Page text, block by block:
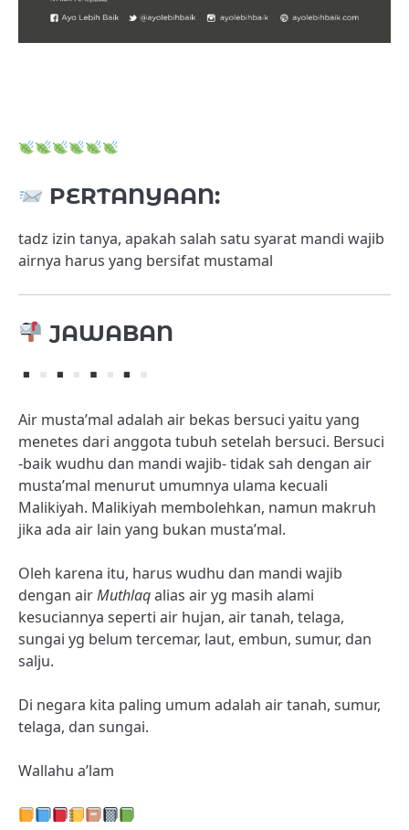
PERTANYAAN:
tadz izin tanya, apakah salah satu syarat mandi wajib
airnya harus yang bersifat mustamal
JAWABAN
Air musta’mal adalah air bekas bersuci yaitu yang
menetes dari anggota tubuh setelah bersuci. Bersuci
-baik wudhu dan mandi wajib- tidak sah dengan air
musta’mal menurut umumnya ulama kecuali
Malikiyah. Malikiyah membolehkan, namun makruh
jika ada air lain yang bukan musta’mal.
Oleh karena itu, harus wudhu dan mandi wajib
dengan airMuthlaqalias air yg masih alami
kesuciannya seperti air hujan, air tanah, telaga,
sungai yg belum tercemar, laut, embun, sumur, dan
salju.
Di negara kita paling umum adalah air tanah, sumur,
telaga, dan sungai.
Wallahu a’lam